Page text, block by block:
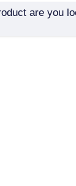
are you